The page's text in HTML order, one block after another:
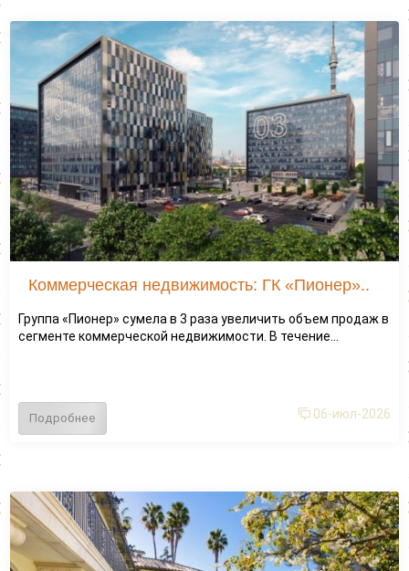
Коммерческая недвижимость: ГК «Пионер»..
Группа «Пионер» сумела в 3 раза увеличить объем продаж в
сегменте коммерческой недвижимости. В течение...
Подробнее 06-июл-2026